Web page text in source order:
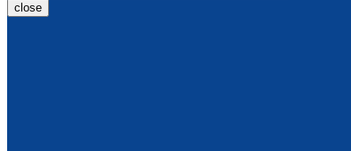
close